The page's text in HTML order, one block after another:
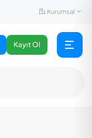
Kurumsal
Kayıt Ol